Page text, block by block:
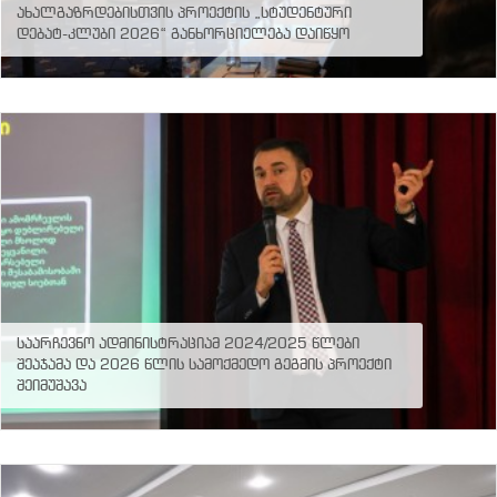
სწავლების
ცენტრი
©
2016
2026
Created
by
Artmedia
ახალგაზრდებისთვის პროექტის „სტუდენტური
დებატ-კლუბი 2026“ განხორციელება დაიწყო
საარჩევნო ადმინისტრაციამ 2024/2025 წლები
შეაჯამა და 2026 წლის სამოქმედო გეგმის პროექტი
შეიმუშავა